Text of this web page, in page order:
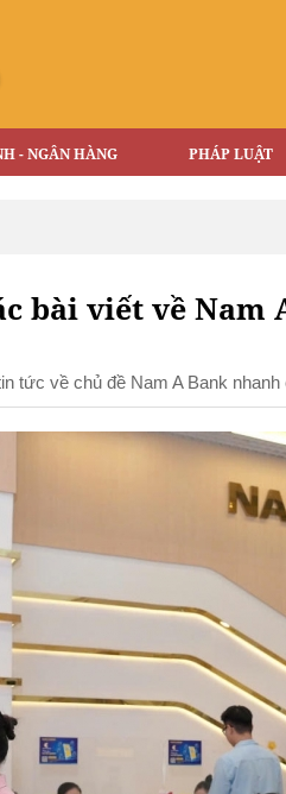
- NGÂN HÀNG PHÁP LUẬT
bài viết về
tức về chủ đề Nam A Bank